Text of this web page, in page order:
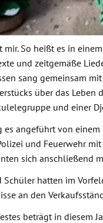
So heißt es in
und zeitgemäße
sang gemeinsam
über das
und einer
es angeführt von
und Feuerwehr
sich anschließend
hatten im
an den
beträgt in diesem